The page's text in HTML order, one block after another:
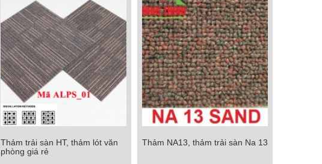
Thảm trải sàn HT, thảm lót văn
Thảm trải sàn HT, thảm lót văn
phòng giá rẻ
Thảm NA13, thảm trải sàn Na 13
Thảm NA13, thảm trải sàn Na 13